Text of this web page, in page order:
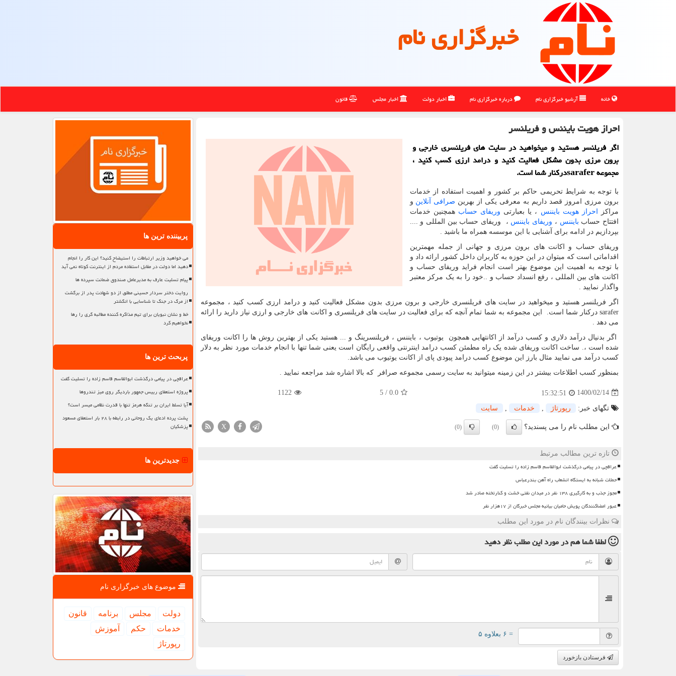
خبرگزاری نام
خانه آرشیو خبرگزاری نام درباره خبرگزاری نام اخبار دولت اخبار مجلس قانون
احراز هویت بایننس و فریلنسر
اگر فریلنسر هستید و میخواهید در سایت های فریلنسری خارجی و
برون مرزی بدون مشكل فعالیت كنید و درامد ارزی كسب كنید ،
مجموعه saraferدركنار شما است.
با توجه به شرایط تحریمی حاکم بر کشور و اهمیت استفاده از خدمات
برون مرزی امروز قصد داریم به معرفی یکی از بهرین صرافی آنلاین و
مراکز
احراز هویت بایننس ، یا بعبارتی وریفای حساب همچنین خدمات
افتتاح حساب بایننس ، وریفای بایننس ، وریفای حساب بین المللی و ....
بپردازیم در ادامه برای آشنایی با این موسسه همراه ما باشید .
وریفای حساب و اکانت های برون مرزی و جهانی از جمله مهمترین
اقداماتی است که میتوان در این حوزه به کاربران داخل کشور ارائه داد و
با توجه به اهمیت این موضوع بهتر است انجام فراید وریفای حساب و
اکانت های بین المللی ، رفع انسداد حساب و ..خود را به یک مرکز معتبر
واگذار نمایید .
اگر فریلنسر هستید و میخواهید در سایت های فریلنسری خارجی و برون مرزی بدون مشکل فعالیت کنید و درامد ارزی کسب کنید ، مجموعه
saraferدرکنار شما است. این مجموعه به شما تمام آنچه که برای فعالیت در سایت های فریلنسری و اکانت های خارجی و ارزی نیاز دارید را ارائه
می دهد .
اگر بدنیال درآمد دلاری و کسب درآمد از اکانتهایی همچون یوتیوب ، بایننس ، فریلنسرینگ و ... هستید یکی از بهترین روش ها را اکانت وریفای
شده است ،. ساخت اکانت وریفای شده یک راه مطمئن کسب درامد اینترنتی واقعی رایگان است یعنی شما تنها با انجام خدمات مورد نظر به دلار
کسب درآمد می نمایید مثال بارز این موضوع کسب درامد پیودی پای از اکانت یوتیوب می باشد.
بمنظور کسب اطلاعات بیشتر در این زمینه میتوانید به سایت رسمی مجموعه صرافر که بالا اشاره شد مراجعه نمایید .
1400/02/14
15:32:51
0.0
/
5
1122
تگهای خبر: رپورتاژ خدمات سایت
این مطلب نام را می پسندید؟ (0)
(0)
X
تازه ترین مطالب مرتبط
عراقچی در پیامی درگذشت ابوالقاسم قاسم زاده را تسلیت گفت
حملات شبانه به ایستگاه انشعاب راه آهن بندرعباس
مجوز جذب و به کارگیری ۱۳۸ نفر در میدان نفتی خشت و کنارتخته صادر شد
عبور امضاکنندگان پویش حامیان بیانیه مجلس خبرگان از ۱۷هزار نفر
نظرات بینندگان نام در مورد این مطلب
لطفا شما همدر مورد این مطلبنظر دهید
= ۶ بعلاوه ۵
فرستادن بازخورد
پربیننده ترین ها
می خواهید وزیر ارتباطات را استیضاح کنید؟ این کار را انجام
دهید اما دولت در مقابل استفاده مردم از اینترنت کوتاه نمی آید
پیام تسلیت عارف به مدیرعامل صندوق ضمانت سپرده ها
روایت دختر سردار حسینی مطلق از دو شهادت پدر از برگشت
از مرگ در جنگ تا شناسایی با انگشتر
خط و نشان نبویان برای تیم مذاکره کننده مطالبه گری را رها
نخواهیم کرد
پربحث ترین ها
عراقچی در پیامی درگذشت ابوالقاسم قاسم زاده را تسلیت گفت
پروژه استعفای رییس جمهور باردیگر روی میز تندروها
آیا تسلط ایران بر تنگه هرمز تنها با قدرت نظامی میسر است؟
پشت پرده ادعای یک روحانی در رابطه با ۲۸ بار استعفای مسعود
پزشکیان
جدیدترین ها
موضوع های خبرگزاری نام
دولت مجلس برنامه
قانون
خدمات
حكم
آموزش
رپورتاژ